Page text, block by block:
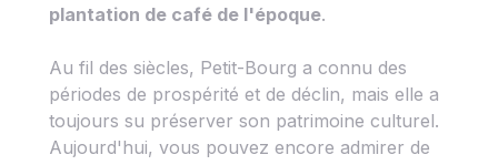
plantation de café de l'époque.
Au fil des siècles, Petit-Bourg a connu des
périodes de prospérité et de déclin, mais elle a
toujours su préserver son patrimoine culturel.
Aujourd'hui, vous pouvez encore admirer de